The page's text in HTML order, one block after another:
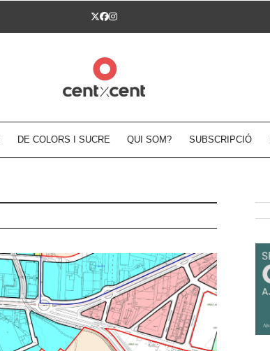
Twitter
Facebook
Instagram
DE COLORS I SUCRE QUI SOM? SUBSCRIPCIÓ